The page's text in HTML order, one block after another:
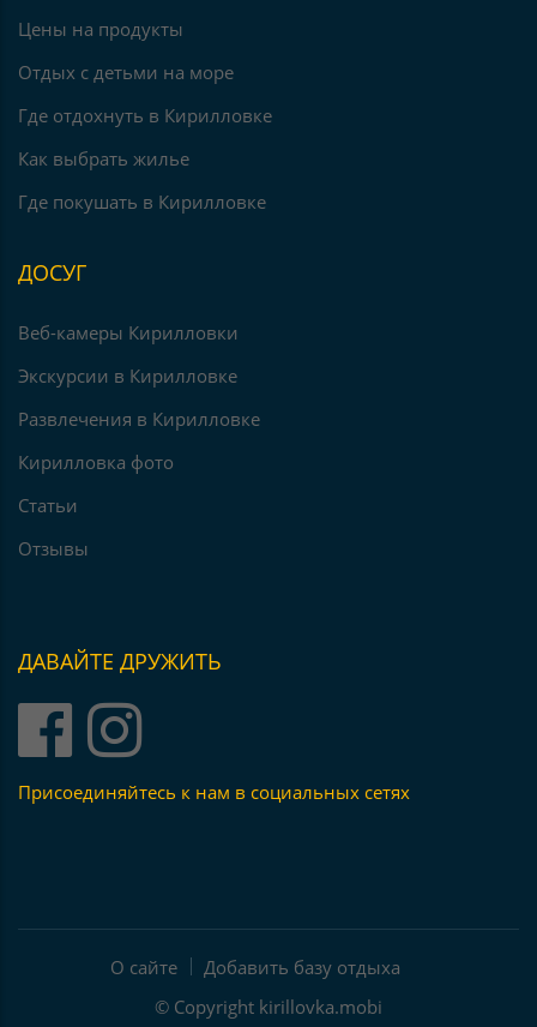
Цены на продукты
Отдых с детьми на море
Где отдохнуть в Кирилловке
Как выбрать жилье
Где покушать в Кирилловке
ДОСУГ
Веб-камеры Кирилловки
Экскурсии в Кирилловке
Развлечения в Кирилловке
Кирилловка фото
Статьи
Отзывы
ДАВАЙТЕ ДРУЖИТЬ
Присоединяйтесь к нам в социальных сетях
О сайте
Добавить базу отдыха
© Copyright kirillovka.mobi